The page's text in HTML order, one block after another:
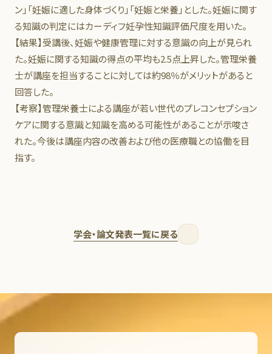
ン」「妊娠に適した身体づくり」「妊娠と栄養」とした。妊娠に関す
る知識の判定にはカーディフ妊孕性知識評価尺度を用いた。
【結果】受講後、妊娠や健康管理に対する意識の向上が見られ
た。妊娠に関する知識の得点の平均も2.5点上昇した。管理栄養
士が講座を担当することに対しては約98％がメリットがあると
回答した。
【考察】管理栄養士による講座が若い世代のプレコンセプション
ケアに関する意識と知識を高める可能性があることが示唆さ
れた。今後は講座内容の改善および他の医療職との協働を目
指す。
学会・論文発表一覧に戻る